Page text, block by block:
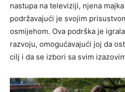
nastupa na televiziji, njena
podržavajući je svojim
osmijehom. Ova podrška je
razvoju, omogućavajući joj da
cilj i da se izbori sa svim